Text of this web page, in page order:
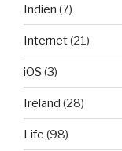
Indien (7)
Internet(21)
iOS (3)
Ireland (28)
Life (98)